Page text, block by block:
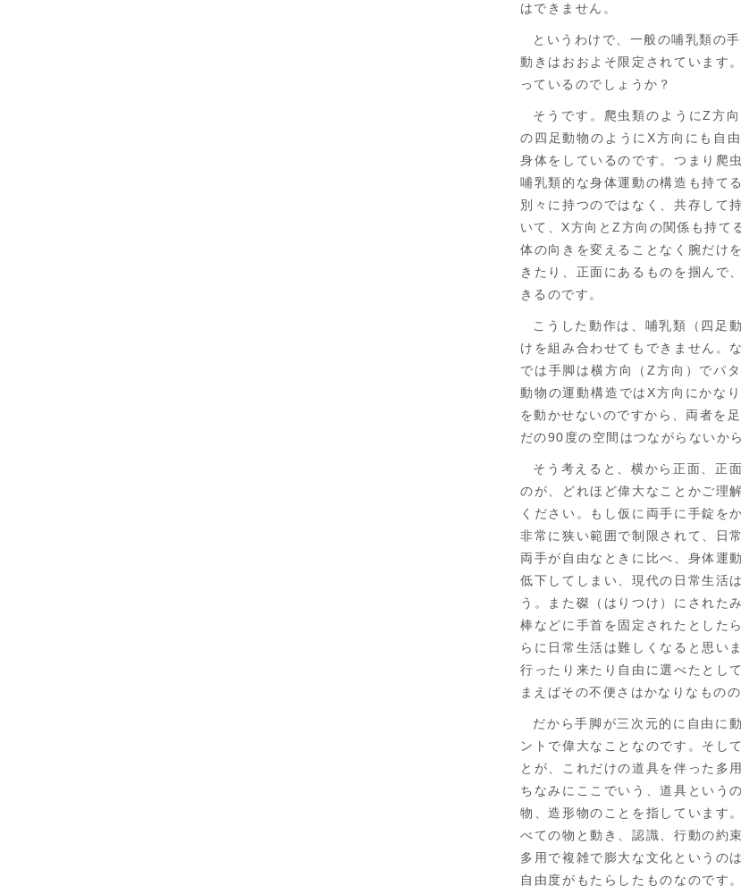
はできません。
というわけで、一般の哺乳類の
動きはおおよそ限定されています
っているのでしょうか？
そうです。爬虫類のようにZ方
の四足動物のようにX方向にも自
身体をしているのです。つまり爬
哺乳類的な身体運動の構造も持て
別々に持つのではなく、共存して
いて、X方向とZ方向の関係も持て
体の向きを変えることなく腕だけ
きたり、正面にあるものを掴んで
きるのです。
こうした動作は、哺乳類（四足
けを組み合わせてもできません。
では手脚は横方向（Z方向）でパ
動物の運動構造ではX方向にかな
を動かせないのですから、両者を
だの90度の空間はつながらないから
そう考えると、横から正面、正
のが、どれほど偉大なことかご理
ください。もし仮に両手に手錠を
非常に狭い範囲で制限されて、日
両手が自由なときに比べ、身体運
低下してしまい、現代の日常生活
う。また磔（はりつけ）にされた
棒などに手首を固定されたとした
らに日常生活は難しくなると思い
行ったり来たり自由に選べたとし
まえばその不便さはかなりなものの
だから手脚が三次元的に自由に
ントで偉大なことなのです。そし
とが、これだけの道具を伴った多
ちなみにここでいう、道具という
物、造形物のことを指しています
べての物と動き、認識、行動の約
多用で複雑で膨大な文化というの
自由度がもたらしたものなのです